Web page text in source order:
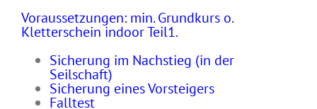
Voraussetzungen: min. Grundkurs o.
Kletterschein indoor Teil1.
Sicherung im Nachstieg (in der
Seilschaft)
Sicherung eines Vorsteigers
Falltest